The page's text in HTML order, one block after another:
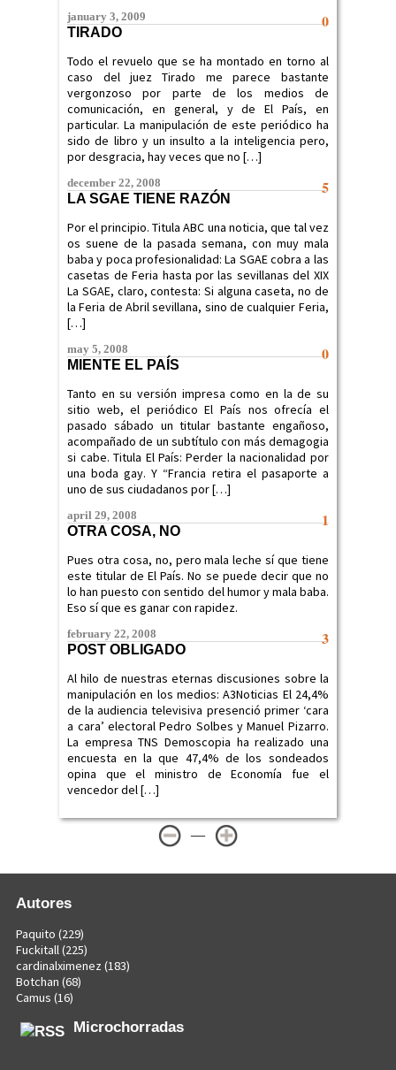
0
january 3, 2009
TIRADO
Todo el revuelo que se ha montado en torno al
caso del juez Tirado me parece bastante
vergonzoso por parte de los medios de
comunicación, en general, y de El País, en
particular. La manipulación de este periódico ha
sido de libro y un insulto a la inteligencia pero,
por desgracia, hay veces que no […]
5
december 22, 2008
LA SGAE TIENE RAZÓN
Por el principio. Titula ABC una noticia, que tal vez
os suene de la pasada semana, con muy mala
baba y poca profesionalidad: La SGAE cobra a las
casetas de Feria hasta por las sevillanas del XIX
La SGAE, claro, contesta: Si alguna caseta, no de
la Feria de Abril sevillana, sino de cualquier Feria,
[…]
0
may 5, 2008
MIENTE EL PAÍS
Tanto en su versión impresa como en la de su
sitio web, el periódico El País nos ofrecía el
pasado sábado un titular bastante engañoso,
acompañado de un subtítulo con más demagogia
si cabe. Titula El País: Perder la nacionalidad por
una boda gay. Y “Francia retira el pasaporte a
uno de sus ciudadanos por […]
1
april 29, 2008
OTRA COSA, NO
Pues otra cosa, no, pero mala leche sí que tiene
este titular de El País. No se puede decir que no
lo han puesto con sentido del humor y mala baba.
Eso sí que es ganar con rapidez.
3
february 22, 2008
POST OBLIGADO
Al hilo de nuestras eternas discusiones sobre la
manipulación en los medios: A3Noticias El 24,4%
de la audiencia televisiva presenció primer ‘cara
a cara’ electoral Pedro Solbes y Manuel Pizarro.
La empresa TNS Demoscopia ha realizado una
encuesta en la que 47,4% de los sondeados
opina que el ministro de Economía fue el
vencedor del […]
—
Autores
Paquito (229)
Fuckitall(225)
cardinalximenez (183)
Botchan (68)
Camus (16)
Microchorradas